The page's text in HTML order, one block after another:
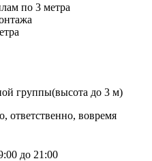
по 3 метра
группы(высота до 3 м)
ответственно, вовремя
до 21:00